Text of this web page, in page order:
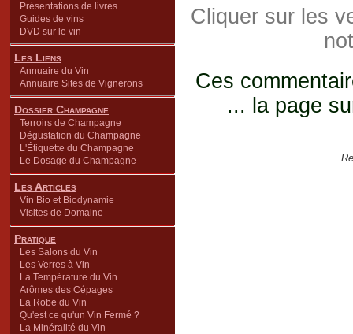
Présentations de livres
Guides de vins
DVD sur le vin
Les Liens
Annuaire du Vin
Annuaire Sites de Vignerons
Dossier Champagne
Terroirs de Champagne
Dégustation du Champagne
L'Étiquette du Champagne
Le Dosage du Champagne
Les Articles
Vin Bio et Biodynamie
Visites de Domaine
Pratique
Les Salons du Vin
Les Verres à Vin
La Température du Vin
Arômes des Cépages
La Robe du Vin
Qu'est ce qu'un Vin Fermé ?
La Minéralité du Vin
Cliquer sur les
Ces
... la page